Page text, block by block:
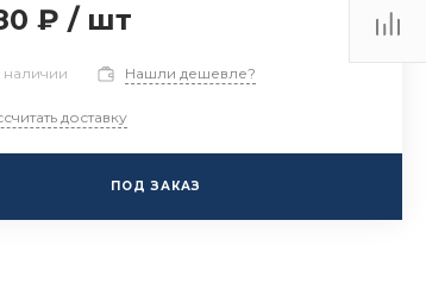
₽ / шт
наличии Нашли дешевле?
доставку
ПОД ЗАКАЗ